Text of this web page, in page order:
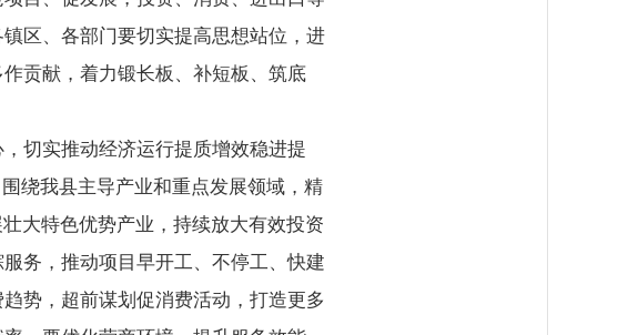
区、各部门要切实提高思想站位，进
贡献，着力锻长板、补短板、筑底
切实推动经济运行提质增效稳进提
绕我县主导产业和重点发展领域，精
大特色优势产业，持续放大有效投资
务，推动项目早开工、不停工、快建
势，超前谋划促消费活动，打造更多